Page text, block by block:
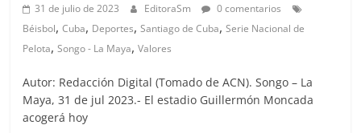
31 de julio de 2023 EditoraSm
0 comentarios
Béisbol,Cuba, Deportes,Santiago de Cuba,Serie Nacional de
Pelota,Songo - La Maya,Valores
Autor: Redacción Digital (Tomado de ACN). Songo – La
Maya, 31 de jul 2023.- El estadio Guillermón Moncada
acogerá hoy